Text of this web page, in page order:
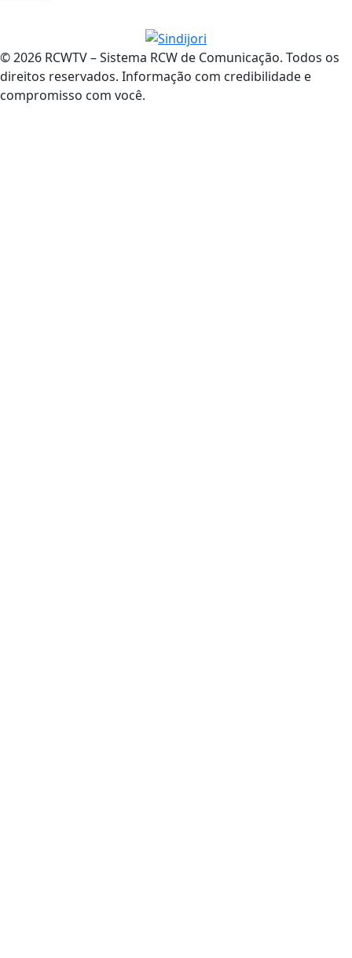
© 2026 RCWTV – Sistema RCW de Comunicação. Todos os
direitos reservados. Informação com credibilidade e
compromisso com você.